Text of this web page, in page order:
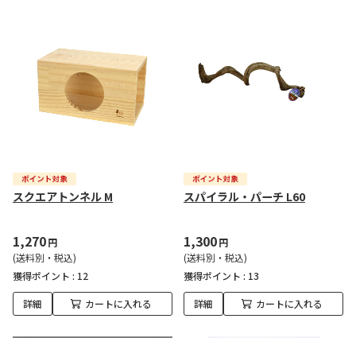
スクエアトンネル M
1,270円
(送料別・税込)
獲得ポイント : 12
詳細 カートに入れる
スパイラル・パーチ L60
1,300円
(送料別・税込)
獲得ポイント : 13
詳細 カートに入れる